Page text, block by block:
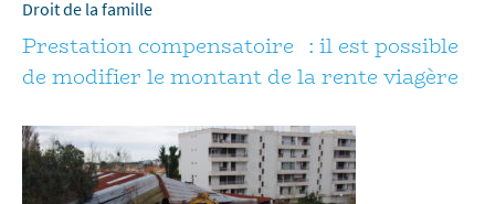
Droit de la famille
Prestation compensatoire : il est possible
de modifier le montant de la rente viagère